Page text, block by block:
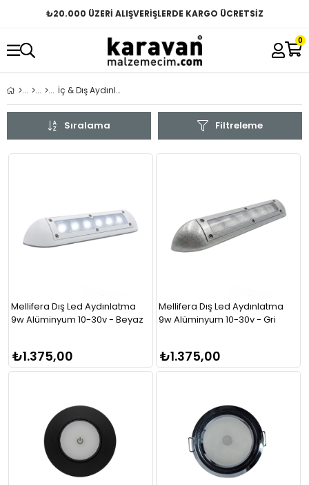
₺20.000 ÜZERİ ALIŞVERİŞLERDE KARGO ÜCRETSİZ
0
İç & Dış Aydınlatma
Filtreleme
Sıralama
Mellifera Dış Led Aydınlatma
9w Alüminyum 10-30v - Beyaz
₺1.375,00
Mellifera Dış Led Aydınlatma
9w Alüminyum 10-30v - Gri
₺1.375,00